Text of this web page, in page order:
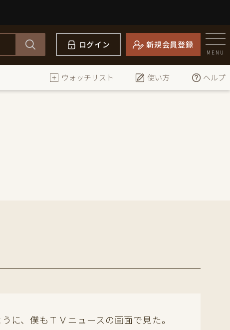
ログイン 新規会員登録
MENU
ウォッチリスト 使い方 ヘルプ
に、僕もＴＶニュースの画面で見た。